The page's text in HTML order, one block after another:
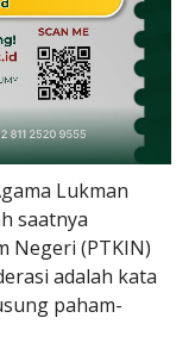
Lukman
saatnya
Negeri (PTKIN)
adalah kata
paham-